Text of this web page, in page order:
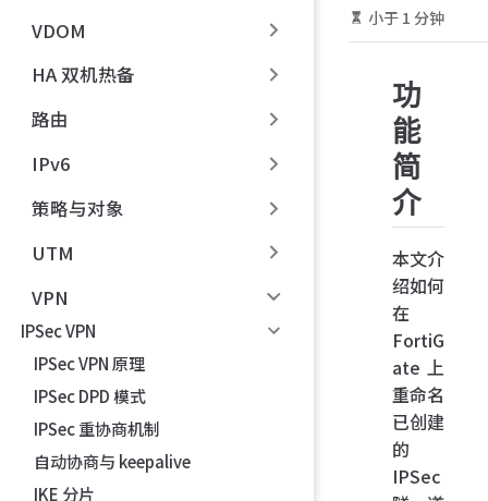
VDOM
HA 双机热备
路由
IPv6
策略与对象
UTM
VPN
IPSec VPN
IPSec VPN 原理
IPSec DPD 模式
IPSec 重协商机制
自动协商与 keepalive
IKE 分片
小于 1 分钟
功
能
简
介
本文介
绍如何
在
FortiG
ate 上
重命名
已创建
的
IPSec